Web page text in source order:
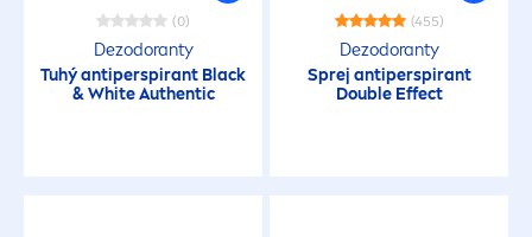
(0)
Dezodoranty
Tuhý antiperspirant Black
&WhiteAuthentic
(455)
Dezodoranty
Sprej antiperspirant
Double Effect